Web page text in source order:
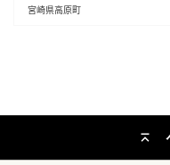
宮崎県高原町